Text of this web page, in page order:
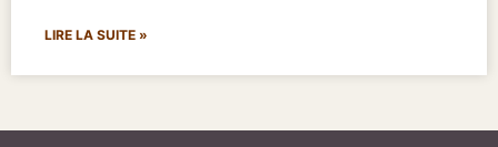
LIRE LA SUITE »